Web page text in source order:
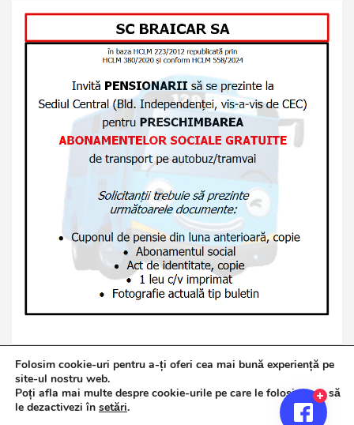
Copyright © 2026Jurnalul de Brăila
Politică de confidențialitate
Theme Horse
Folosim cookie-uri pentru a-ți oferi cea mai bună experiență pe
site-ul nostru web.
Poți afla mai multe despre cookie-urile pe care le folosim sau să
le dezactivezi în setări.